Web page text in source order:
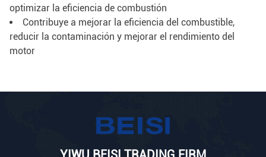
optimizar la eficiencia de combustión
Contribuye a mejorar la eficiencia del combustible,
reducir la contaminación y mejorar el rendimiento del
motor